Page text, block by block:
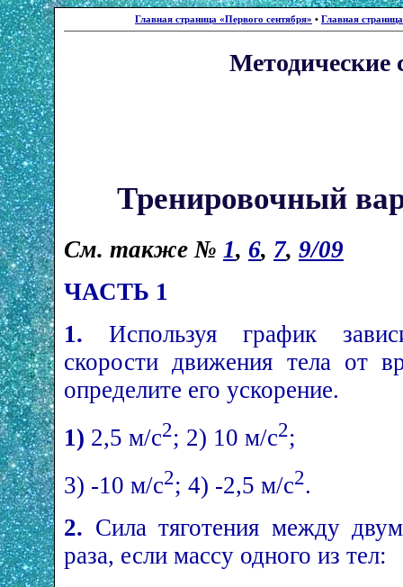
Главная страница «Первого сентября» • Главная
Методические
Тренировочный
См. также № 1, 6, 7, 9/09
ЧАСТЬ 1
1. Используя график
скорости движения тела от
определите его ускорение.
1) 2,5 м/с2; 2) 10 м/с2;
3) -10 м/с2; 4) -2,5 м/с2.
2. Сила тяготения между
раза, если массу одного из тел: